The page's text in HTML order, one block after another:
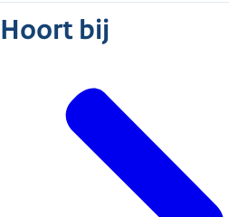
Hoort bij